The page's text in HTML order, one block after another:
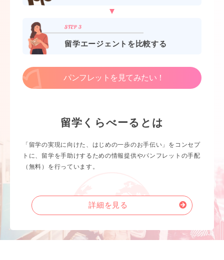
留学エージェントを比較する
パンフレットを見てみたい！
留学くらべーるとは
「留学の実現に向けた、はじめの一歩のお手伝い」をコンセプ
トに、留学を手助けするための情報提供やパンフレットの手配
（無料）を行っています。
詳細を見る